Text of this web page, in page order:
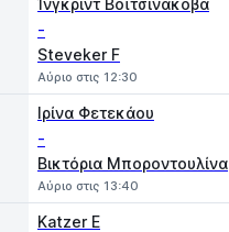
Ίνγκριντ Βοϊτσινάκοβα
-
Steveker F
Αύριο στις 12:30
Ιρίνα Φετεκάου
-
Βικτόρια Μποροντουλίνα
Αύριο στις 13:40
Katzer E